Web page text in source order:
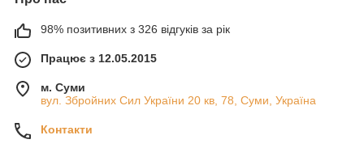
98% позитивних з 326 відгуків за рік
Працює з 12.05.2015
м. Суми
вул. Збройних Сил України 20 кв, 78, Суми, Україна
Контакти